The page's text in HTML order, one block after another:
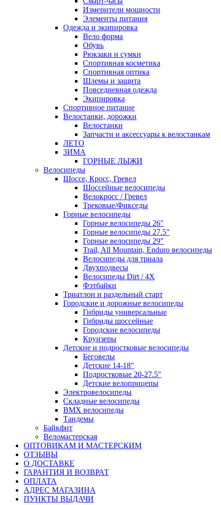
Измерители мощности
Элементы питания
Одежда и экипировка
Вело форма
Обувь
Рюкзаки и сумки
Спортивная косметика
Спортивная оптика
Шлемы и защита
Повседневная одежда
Экипировка
Спортивное питание
Велостанки, дорожки
Велостанки
Запчасти и аксессуары к велостанкам
ЛЕТО
ЗИМА
ГОРНЫЕ ЛЫЖИ
Велосипеды
Шоссе, Кросс, Гревел
Шоссейные велосипеды
Велокросс / Гревел
Трековые/Фикседы
Горные велосипеды
Горные велосипеды 26"
Горные велосипеды 27.5"
Горные велосипеды 29"
Trail, All Mountain, Enduro велосипеды
Велосипеды для триала
Двухподвесы
Велосипеды Dirt / 4X
Фэтбайки
Триатлон и раздельный старт
Городские и дорожные велосипеды
Гибриды универсальные
Гибриды шоссейные
Городские велосипеды
Круизеры
Детские и подростковые велосипеды
Беговелы
Детские 14-18"
Подростковые 20-27.5"
Детские велоприцепы
Электровелосипеды
Складные велосипеды
BMX велосипеды
Тандемы
Байкфит
Веломастерская
ОПТОВИКАМ И МАСТЕРСКИМ
ОТЗЫВЫ
О ДОСТАВКЕ
ГАРАНТИЯ И ВОЗВРАТ
ОПЛАТА
АДРЕС МАГАЗИНА
ПУНКТЫ ВЫДАЧИ